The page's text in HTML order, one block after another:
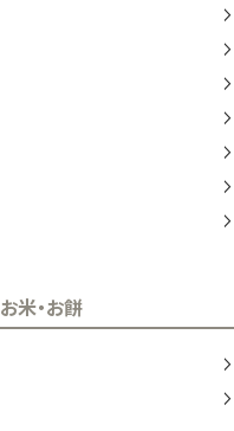
お米・お餅